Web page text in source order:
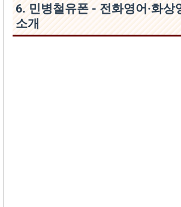
6. 민병철유폰 - 전화영어·화상
소개